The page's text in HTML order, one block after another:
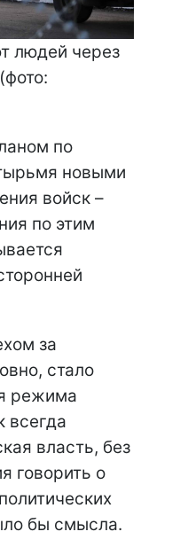
людей через
по
новыми
войск –
по этим
за
стало
режима
всегда
власть, без
говорить о
бы смысла.